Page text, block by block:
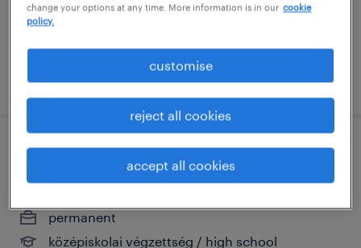
szakiskolai végzettség / technical school
posted 10 july 2026
operátor
permanent
középiskolai végzettség / high school
change your options at any time. More information is in our cookie
policy.
customise
reject all cookies
accept all cookies